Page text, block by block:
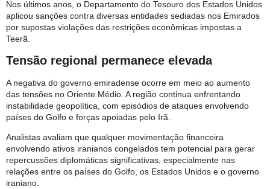
Nos últimos anos, o Departamento do Tesouro dos Estados Unidos
aplicou sanções contra diversas entidades sediadas nos Emirados
por supostas violações das restrições econômicas impostas a
Teerã.
Tensão regional permanece elevada
A negativa do governo emiradense ocorre em meio ao aumento
das tensões no Oriente Médio. A região continua enfrentando
instabilidade geopolítica, com episódios de ataques envolvendo
países do Golfo e forças apoiadas pelo Irã.
Analistas avaliam que qualquer movimentação financeira
envolvendo ativos iranianos congelados tem potencial para gerar
repercussões diplomáticas significativas, especialmente nas
relações entre os países do Golfo, os Estados Unidos e o governo
iraniano.